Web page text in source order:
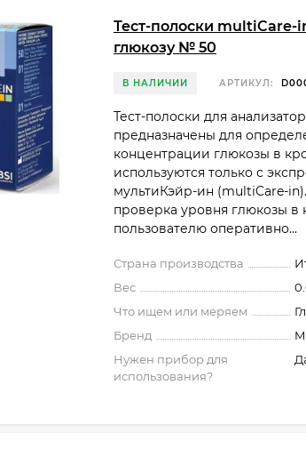
Тест-полоски multiCare-
глюкозу № 50
В НАЛИЧИИ АРТИКУЛ:
Тест-полоски для
предназначены для
концентрации глюкозы в
используются только с
мультиКэйр-ин (multiCare-
проверка уровня глюкозы в
пользователю оперативно...
Страна производства
Вес
Что ищем или меряем
Бренд
Нужен прибор для
использования?